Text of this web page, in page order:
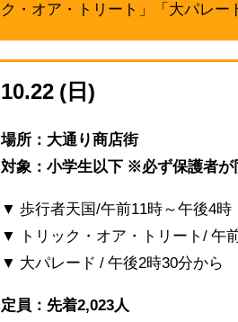
ク・オア・トリート」「大パレー
10.22 (日)
場所：大通り商店街
対象：小学生以下 ※必ず保護者が
▼ 歩行者天国/午前11時～午後4時
▼ トリック・オア・トリート/ 午
▼ 大パレード / 午後2時30分から
定員：先着2,023人